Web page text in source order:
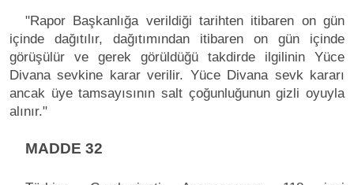
"Rapor Başkanlığa verildiği tarihten itibaren on gün
içinde dağıtılır, dağıtımından itibaren on gün içinde
görüşülür ve gerek görüldüğü takdirde ilgilinin Yüce
Divana sevkine karar verilir. Yüce Divana sevk kararı
ancak üye tamsayısının salt çoğunluğunun gizli oyuyla
alınır."
MADDE 32